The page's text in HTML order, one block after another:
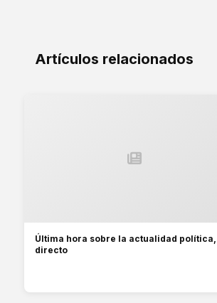
Artículos relacionados
Última hora sobre la actualidad política,
directo